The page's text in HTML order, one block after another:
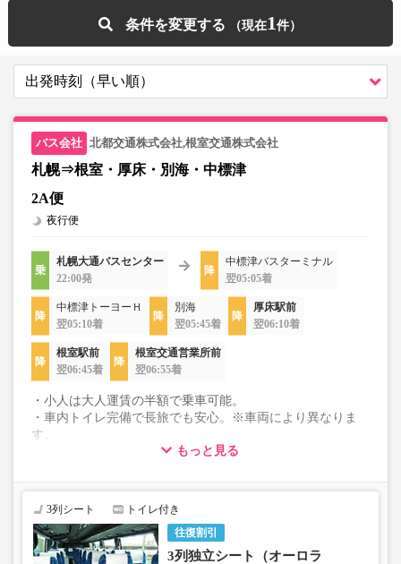
条件を変更する 1
北都交通株式会社,根室交通株式会社
札幌⇒根室・厚床・別海・中標津
2A便
夜行便
札幌大通バスセンター
22:00発
中標津バスターミナル
翌05:05着
中標津トーヨーＨ
翌05:10着
別海
翌05:45着
厚床駅前
翌06:10着
根室駅前
翌06:45着
根室交通営業所前
翌06:55着
・小人は大人運賃の半額で乗車可能。
・車内トイレ完備で長旅でも安心。※車両により異なりま
す。
・3列シートでゆったり快適なバス旅を。
もっと見る
往復割引
3列シート トイレ付き
3列独立シート（オーロラ